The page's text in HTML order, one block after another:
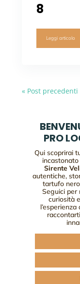
8
Leggi articolo
« Post precedenti
PRO
Qui scoprirai
Sirente
autentiche,
tartufo
Seguici per
curiosità